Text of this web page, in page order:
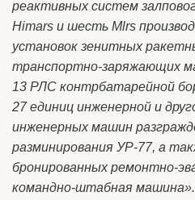
реактивных систем
Himars и шесть Mlrs
установок зенитных
транспортно-заряжающих
13 РЛС контрбатарейной
27 единиц инженерной и
инженерных машин
разминирования УР-77, а
бронированных ремонтно-
командно-штабная машина».